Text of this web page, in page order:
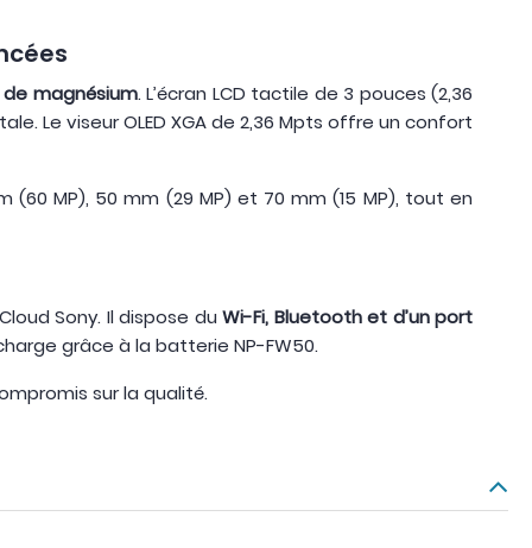
magnésium. L’écran LCD tactile de 3 pouces (2,36
Le viseur OLED XGA de 2,36 Mpts offre un confort
MP), 50 mm (29 MP) et 70 mm (15 MP), tout en
Sony. Il dispose du Wi-Fi, Bluetooth et d’un port
grâce à la batterie NP-FW50.
sur la qualité.